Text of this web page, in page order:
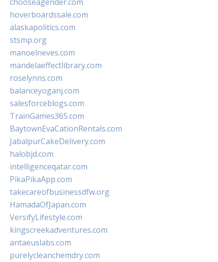
hoverboardssale.com
alaskapolitics.com
stsmp.org
manoelneves.com
mandelaeffectlibrary.com
roselynns.com
balanceyoganj.com
salesforceblogs.com
TrainGames365.com
BaytownEvaCationRentals.com
JabalpurCakeDelivery.com
halobjd.com
intelligenceqatar.com
PikaPikaApp.com
takecareofbusinessdfw.org
HamadaOfJapan.com
VersifyLifestyle.com
kingscreekadventures.com
antaeuslabs.com
purelycleanchemdry.com